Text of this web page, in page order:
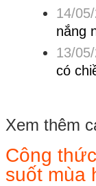
14/
nắng
13/
có
Xem thêm
Công
suốt mùa